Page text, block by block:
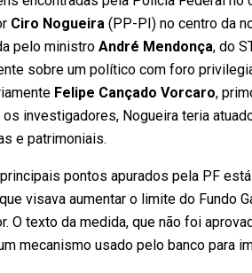
Ciro Nogueira (PP-PI) no centro da
pelo ministro André Mendonça, do
sobre um político com foro
Felipe Cançado Vorcaro,
os investigadores, Nogueira teria
e patrimoniais.
pontos apurados pela PF está
visava aumentar o limite do Fundo
O texto da medida, que não foi
mecanismo usado pelo banco para